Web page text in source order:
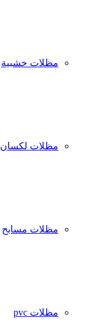
مظلات خشبية
مظلات لكسان
مظلات مسابح
مظلات pvc